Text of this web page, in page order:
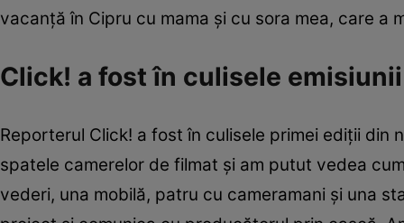
vacanţă în Cipru cu mama și cu sora mea, care a
Click! a fost în culisele
Reporterul Click! a fost în culisele primei ediții din
spatele camerelor de filmat şi am putut vedea
vederi, una mobilă, patru cu cameramani şi una